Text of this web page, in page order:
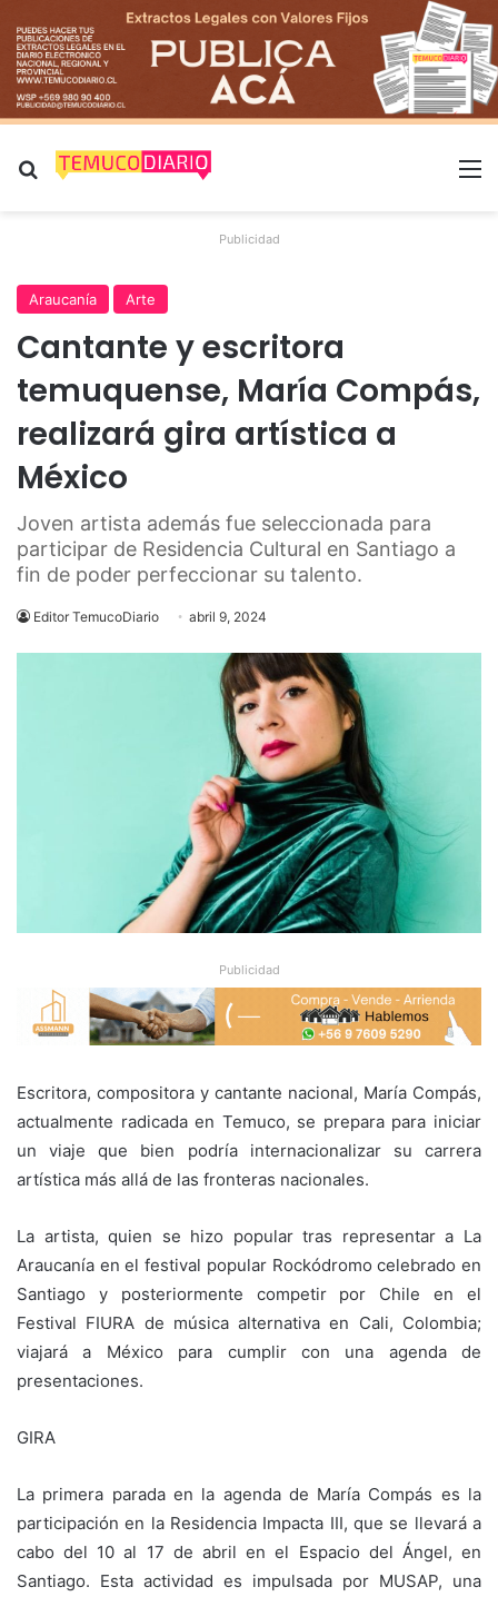
Buscar por
Publicidad
Araucanía Arte
Cantante y escritora
temuquense, María Compás,
realizará gira artística a
México
Joven artista además fue seleccionada para
participar de Residencia Cultural en Santiago a
fin de poder perfeccionar su talento.
Editor TemucoDiario abril 9, 2024
Publicidad
Escritora, compositora y cantante nacional, María Compás,
actualmente radicada en Temuco, se prepara para iniciar
un viaje que bien podría internacionalizar su carrera
artística más allá de las fronteras nacionales.
La artista, quien se hizo popular tras representar a La
Araucanía en el festival popular Rockódromo celebrado en
Santiago y posteriormente competir por Chile en el
Festival FIURA de música alternativa en Cali, Colombia;
viajará a México para cumplir con una agenda de
presentaciones.
GIRA
La primera parada en la agenda de María Compás es la
participación en la Residencia Impacta III, que se llevará a
cabo del 10 al 17 de abril en el Espacio del Ángel, en
Santiago. Esta actividad es impulsada por MUSAP, una